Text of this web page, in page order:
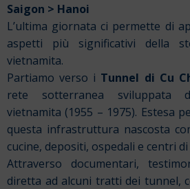
Saigon > Hanoi
L’ultima giornata ci permette di
aspetti più significativi della
vietnamita.
Partiamo verso i Tunnel di Cu
rete sotterranea sviluppata
vietnamita (1955 – 1975). Estesa
questa infrastruttura nascosta
cucine, depositi, ospedali e centri
Attraverso documentari,
diretta ad alcuni tratti dei tunnel,